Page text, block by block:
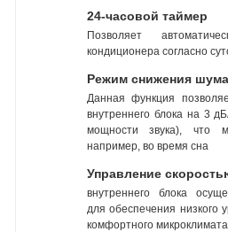
24-часовой таймер
Позволяет
кондиционера согласно
Режим снижения
Данная функция
внутреннего блока на 3
мощности звука), что
например, во время сна
Управление
внутреннего блока
для обеспечения низкого
комфортного микроклимата